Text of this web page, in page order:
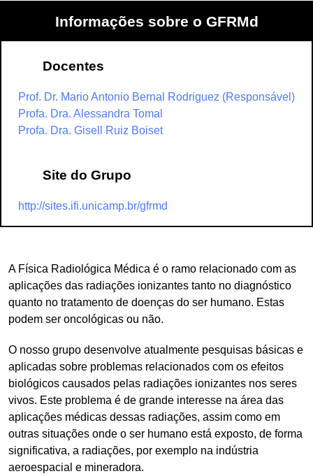
Informações sobre o GFRMd
Docentes
Prof. Dr. Mario Antonio Bernal Rodriguez (Responsável)
Profa. Dra. Alessandra Tomal
Profa. Dra. Gisell Ruiz Boiset
Site do Grupo
http://sites.ifi.unicamp.br/gfrmd
A Física Radiológica Médica é o ramo relacionado com as
aplicações das radiações ionizantes tanto no diagnóstico
quanto no tratamento de doenças do ser humano. Estas
podem ser oncológicas ou não.
O nosso grupo desenvolve atualmente pesquisas básicas e
aplicadas sobre problemas relacionados com os efeitos
biológicos causados pelas radiações ionizantes nos seres
vivos. Este problema é de grande interesse na área das
aplicações médicas dessas radiações, assim como em
outras situações onde o ser humano está exposto, de forma
significativa, a radiações, por exemplo na indústria
aeroespacial e mineradora.